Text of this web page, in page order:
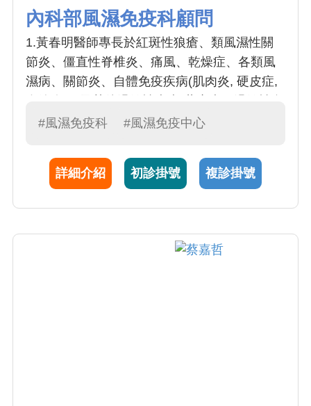
內科部風濕免疫科顧問
1.黃春明醫師專長於紅斑性狼瘡、類風濕性關
節炎、僵直性脊椎炎、痛風、乾燥症、各類風
濕病、關節炎、自體免疫疾病(肌肉炎, 硬皮症,
炎、氣喘....) 2.風濕免疫疾病重要在於早期診
類風濕性關節炎、紅斑性狼瘡和僵直性脊椎炎
之診斷，治療和照護。累積多年經驗和研究並
#風濕免疫科 #風濕免疫中心
詳細介紹 初診掛號 複診掛號